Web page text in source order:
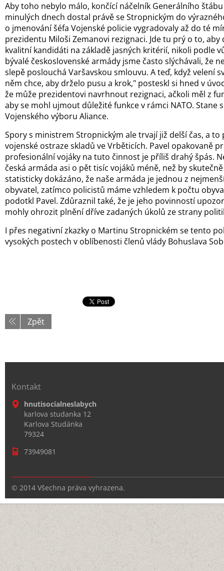
Aby toho nebylo málo, končící náčelník Generálního štábu
minulých dnech dostal právě se Stropnickým do
o jmenování šéfa Vojenské policie vygradovaly až do té
prezidentu Miloši Zemanovi rezignaci. Jde tu prý o to,
kvalitní kandidáti na základě jasných kritérií, nikoli podle
bývalé československé armády jsme často slýchávali, že
slepě poslouchá Varšavskou smlouvu. A teď, když velení
něm chce, aby drželo pusu a krok," posteskl si hned v
že může prezidentovi navrhnout rezignaci, ačkoli měl z
aby se mohl ujmout důležité funkce v rámci NATO. Stane
Vojenského výboru Aliance.
Spory s ministrem Stropnickým ale trvají již delší čas, a to
vojenské ostraze skladů ve Vrběticích. Pavel opakovaně
profesionální vojáky na tuto činnost je příliš drahý špás.
česká armáda asi o pět tisíc vojáků méně, než by
statisticky dokázáno, že naše armáda je jednou z
obyvatel, zatímco policistů máme vzhledem k počtu
podotkl Pavel. Zdůraznil také, že je jeho povinností
mohly ohrozit plnění dříve zadaných úkolů ze strany
I přes negativní zkazky o Martinu Stropnickém se tento
vysokých postech v oblíbenosti členů vlády Bohuslava
Zpět
Kontakt
hnutisocialneslabych
karlova studanka 12
Karlova Studánka
79324
73949081
© 2014 Všechna práva vyhrazena.